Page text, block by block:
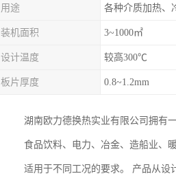
用途 各种介质加热、
装机面积 3~1000㎡
设计温度 较高300℃
板片厚度 0.8~1.2mm
湖南欧力德换热实业有限公司拥有
食品饮料、电力、冶金、造船业、
适用于不同工况的要求。 产品从设